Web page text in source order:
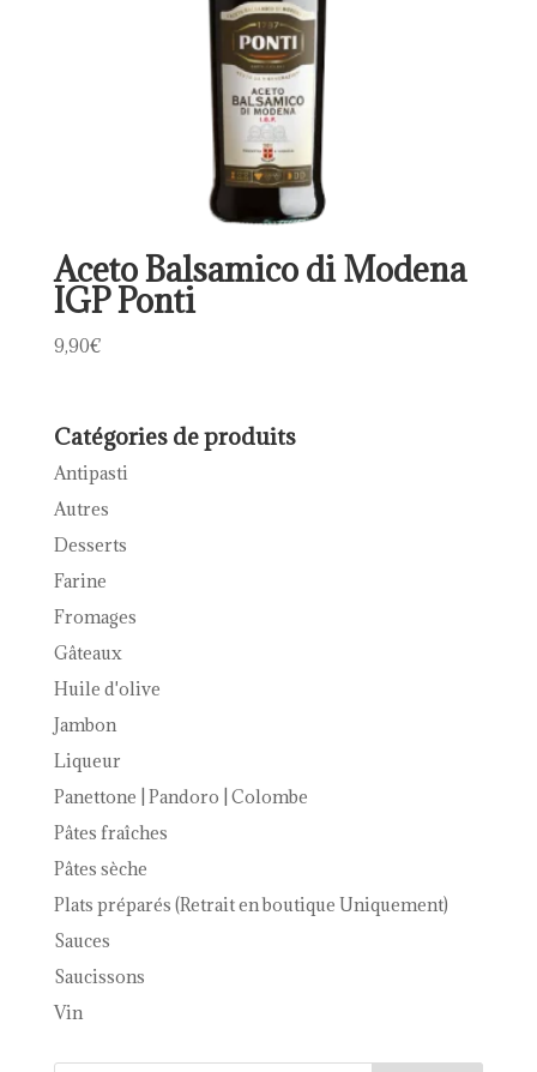
Aceto Balsamico di Modena
IGP Ponti
9,90€
Catégories de produits
Antipasti
Autres
Desserts
Farine
Fromages
Gâteaux
Huile d'olive
Jambon
Liqueur
Panettone | Pandoro | Colombe
Pâtes fraîches
Pâtes sèche
Plats préparés (Retrait en boutique Uniquement)
Sauces
Saucissons
Vin